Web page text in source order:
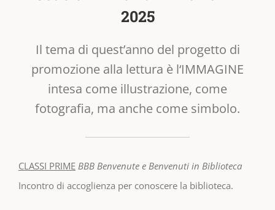
2025
Il tema di quest’anno del progetto di
promozione alla lettura è l‘IMMAGINE
intesa come illustrazione, come
fotografia, ma anche come simbolo.
CLASSI PRIMEBBB Benvenute e Benvenuti in Biblioteca
Incontro di accoglienza per conoscere la biblioteca.